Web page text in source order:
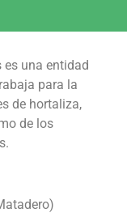
es una entidad
para la
de hortaliza,
de los